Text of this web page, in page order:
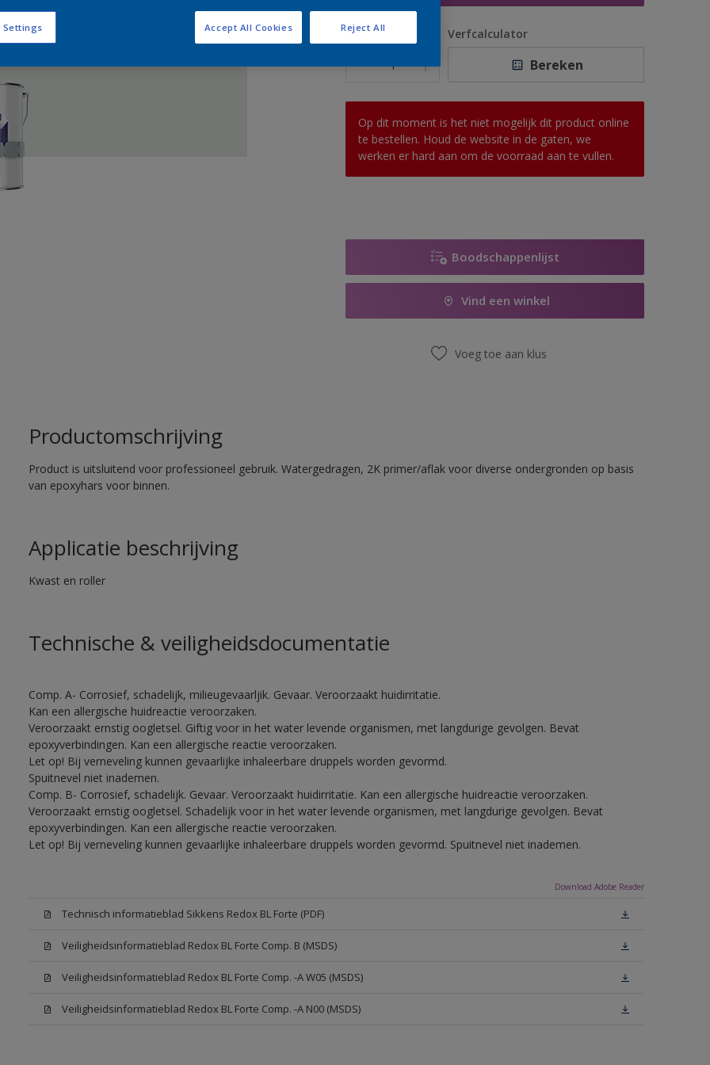
Aantal Verfcalculator
Bereken
Op dit moment is het niet mogelijk dit product online
te bestellen. Houd de website in de gaten, we
werken er hard aan om de voorraad aan te vullen.
Boodschappenlijst
Vind een winkel
Voeg toe aan klus
Productomschrijving
Product is uitsluitend voor professioneel gebruik. Watergedragen, 2K primer/aflak voor diverse ondergronden op basis
van epoxyhars voor binnen.
Applicatie beschrijving
Kwast en roller
Technische & veiligheidsdocumentatie
Comp. A- Corrosief, schadelijk, milieugevaarljik. Gevaar. Veroorzaakt huidirritatie.
Kan een allergische huidreactie veroorzaken.
Veroorzaakt ernstig oogletsel. Giftig voor in het water levende organismen, met langdurige gevolgen. Bevat
epoxyverbindingen. Kan een allergische reactie veroorzaken.
Let op! Bij verneveling kunnen gevaarlijke inhaleerbare druppels worden gevormd.
Spuitnevel niet inademen.
Comp. B- Corrosief, schadelijk. Gevaar. Veroorzaakt huidirritatie. Kan een allergische huidreactie veroorzaken.
Veroorzaakt ernstig oogletsel. Schadelijk voor in het water levende organismen, met langdurige gevolgen. Bevat
epoxyverbindingen. Kan een allergische reactie veroorzaken.
Let op! Bij verneveling kunnen gevaarlijke inhaleerbare druppels worden gevormd. Spuitnevel niet inademen.
Download Adobe Reader
Technisch informatieblad Sikkens Redox BL Forte (PDF)
Veiligheidsinformatieblad Redox BL Forte Comp. B (MSDS)
Veiligheidsinformatieblad Redox BL Forte Comp. -A W05 (MSDS)
Veiligheidsinformatieblad Redox BL Forte Comp. -A N00 (MSDS)
Settings Reject All
Accept All Cookies